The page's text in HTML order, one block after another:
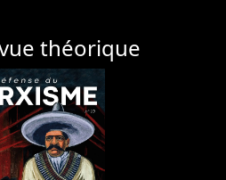
théorique